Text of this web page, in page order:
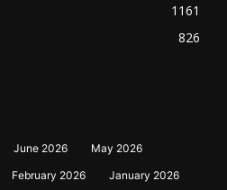
1161
826
June 2026
May 2026
February 2026
January 2026